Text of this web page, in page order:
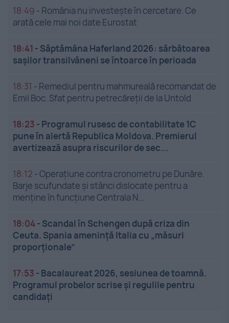
18:49 - România nu investește în cercetare. Ce
arată cele mai noi date Eurostat
18:41 - Săptămâna Haferland 2026: sărbătoarea
sașilor transilvăneni se întoarce în perioada
18:31 - Remediul pentru mahmureală recomandat de
Emil Boc. Sfat pentru petrecăreții de la Untold
18:23 - Programul rusesc de contabilitate 1C
pune în alertă Republica Moldova. Premierul
avertizează asupra riscurilor de sec...
18:12 -Operațiune contra cronometru pe Dunăre.
Barje scufundate și stânci dislocate pentru a
menține în funcțiune Centrala N...
18:04- Scandal în Schengen după criza din
Ceuta. Spania amenință Italia cu „măsuri
proporționale”
17:53 - Bacalaureat 2026, sesiunea de toamnă.
Programul probelor scrise și regulile pentru
candidați